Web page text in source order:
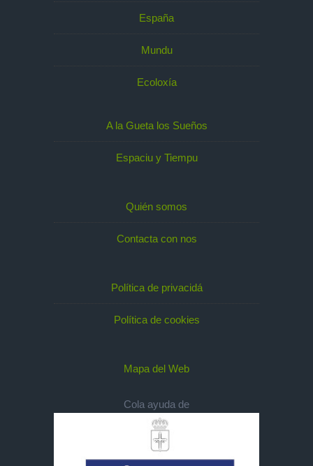
España
Mundu
Ecoloxía
A la Gueta los Sueños
Espaciu y Tiempu
Quién somos
Contacta con nos
Política de privacidá
Política de cookies
Mapa del Web
Cola ayuda de